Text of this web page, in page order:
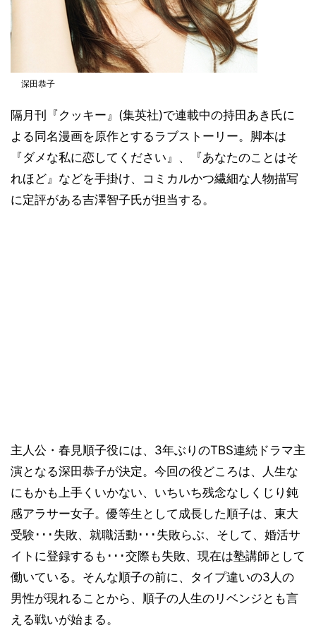
深田恭子
隔月刊『クッキー』(集英社)で連載中の持田あき氏に
よる同名漫画を原作とするラブストーリー。脚本は
『ダメな私に恋してください』、『あなたのことはそ
れほど』などを手掛け、コミカルかつ繊細な人物描写
に定評がある吉澤智子氏が担当する。
主人公・春見順子役には、3年ぶりのTBS連続ドラマ主
演となる深田恭子が決定。今回の役どころは、人生な
にもかも上手くいかない、いちいち残念なしくじり鈍
感アラサー女子。優等生として成長した順子は、東大
受験･･･失敗、就職活動･･･失敗らぶ、そして、婚活サ
イトに登録するも･･･交際も失敗、現在は塾講師として
働いている。そんな順子の前に、タイプ違いの3人の
男性が現れることから、順子の人生のリベンジとも言
える戦いが始まる。